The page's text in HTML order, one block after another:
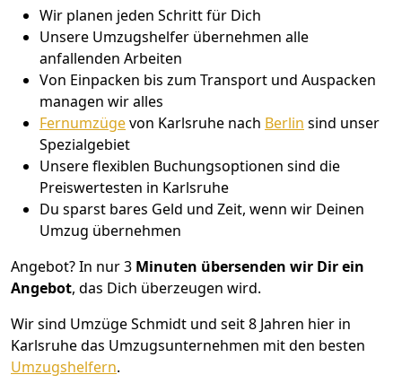
Wir planen jeden Schritt für Dich
Unsere Umzugshelfer übernehmen alle
anfallenden Arbeiten
Von Einpacken bis zum Transport und Auspacken
managen wir alles
Fernumzügevon Karlsruhe nach Berlin sind unser
Spezialgebiet
Unsere flexiblen Buchungsoptionen sind die
Preiswertesten in Karlsruhe
Du sparst bares Geld und Zeit, wenn wir Deinen
Umzug übernehmen
Angebot? In nur 3 Minuten übersenden wir Dir ein
Angebot, das Dich überzeugen wird.
Wir sind Umzüge Schmidt und seit 8 Jahren hier in
Karlsruhe das Umzugsunternehmen mit den besten
Umzugshelfern.